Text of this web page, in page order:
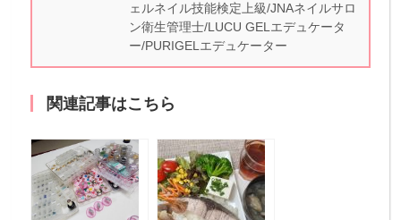
ェルネイル技能検定上級/JNAネイルサロ
ン衛生管理士/LUCU GELエデュケータ
ー/PURIGELエデュケーター
関連記事はこちら